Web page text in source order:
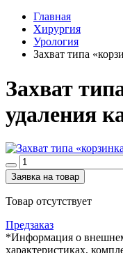
Главная
Хирургия
Урология
Захват типа
Захват
удаления
Заявка на товар
Товар отсутствует
Предзаказ
*Информация о
характеристиках,